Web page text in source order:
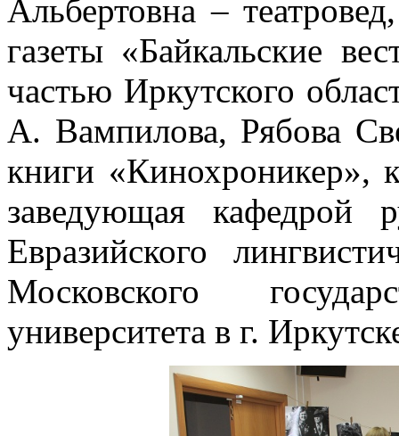
Альбертовна –
газеты «Байкальские
частью Иркутского
А. Вампилова, Рябова
книги «Кинохроникер»,
заведующая кафедрой
Евразийского
Московского
университета в г.